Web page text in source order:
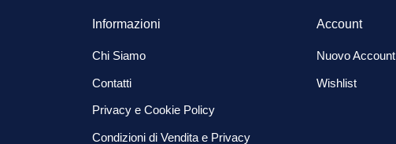
Informazioni
Chi Siamo
Contatti
Privacy e Cookie Policy
Condizioni di Vendita e Privacy
Account
Nuovo Account
Wishlist